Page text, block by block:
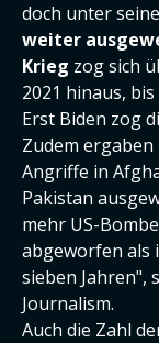
doch unter
weiter
Krieg zog sich
2021 hinaus,
Erst Biden zog
Zudem ergaben
Angriffe in
Pakistan
mehr US-
abgeworfen als
sieben Jahren",
Journalism.
Auch die Zahl